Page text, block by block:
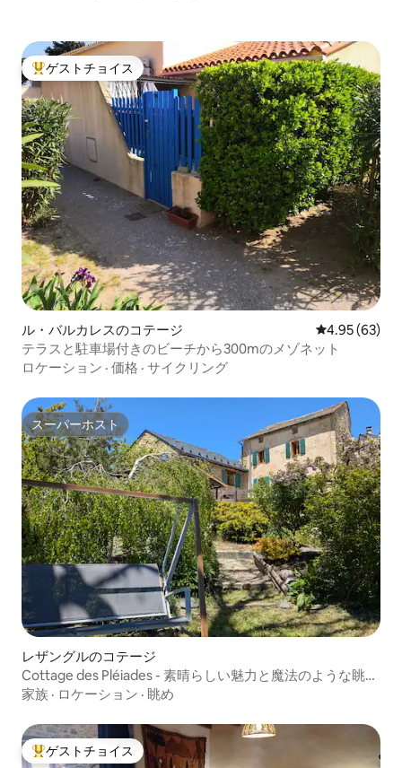
大好評のゲストチョイスです。
ゲストチョイス
ル・バルカレスのコテージ レビュー63
4.95 (63)
テラスと駐車場付きのビーチから300mのメゾネット
ロケーション · 価格 · サイクリング
スーパーホスト
スーパーホスト
レザングルのコテージ
Cottage des Pléiades - 素晴らしい魅力と魔法のような眺
め！
家族 · ロケーション · 眺め
大好評のゲストチョイスです。
ゲストチョイス